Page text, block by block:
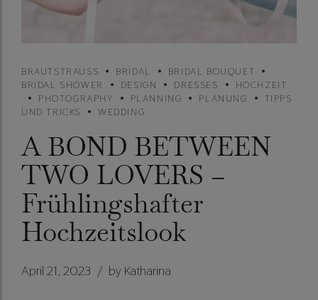
BRAUTSTRAUSS BRIDAL
BRIDAL BOUQUET
BRIDAL SHOWER
DESIGN DRESSES
HOCHZEIT
PHOTOGRAPHY
PLANNING PLANUNG
TIPPS
UND TRICKS
WEDDING
A BOND BETWEEN
TWO LOVERS –
Frühlingshafter
Hochzeitslook
April 21, 2023 by Katharina